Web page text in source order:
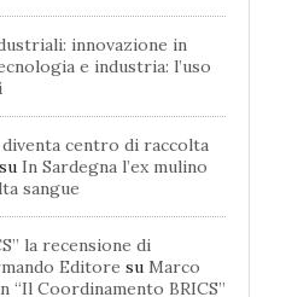
innovazione in
e industria: l’uso
centro di raccolta
su In Sardegna l’ex mulino
sangue
la recensione di
Editore su Marco
Coordinamento BRICS”